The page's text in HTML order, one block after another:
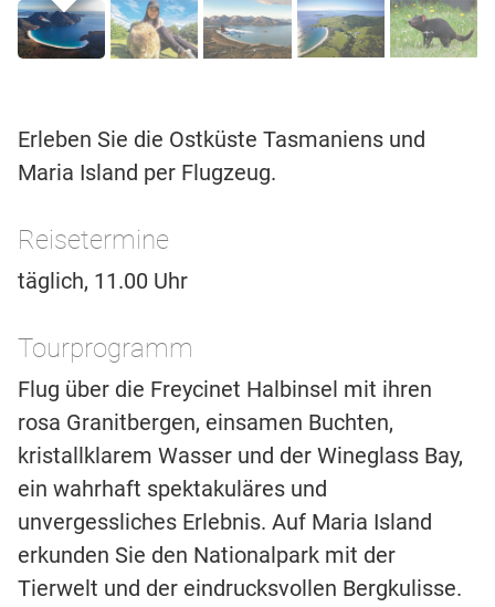
Erleben Sie die Ostküste Tasmaniens und
Maria Island per Flugzeug.
Reisetermine
täglich, 11.00 Uhr
Tourprogramm
Flug über die Freycinet Halbinsel mit ihren
rosa Granitbergen, einsamen Buchten,
kristallklarem Wasser und der Wineglass Bay,
ein wahrhaft spektakuläres und
unvergessliches Erlebnis. Auf Maria Island
erkunden Sie den Nationalpark mit der
Tierwelt und der eindrucksvollen Bergkulisse.